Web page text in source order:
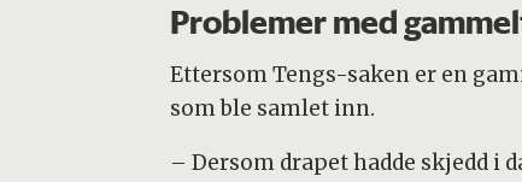
Problemer med
Ettersom Tengs-saken er en
som ble samlet inn.
– Dersom drapet hadde skjedd